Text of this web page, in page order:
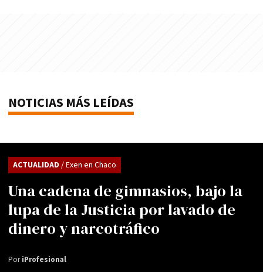
NOTICIAS MÁS LEÍDAS
Una cadena de gimnasios, bajo la
lupa de la Justicia por lavado de
dinero y narcotráfico
ACTUALIDAD / Exen en Chaco
PoriProfesional